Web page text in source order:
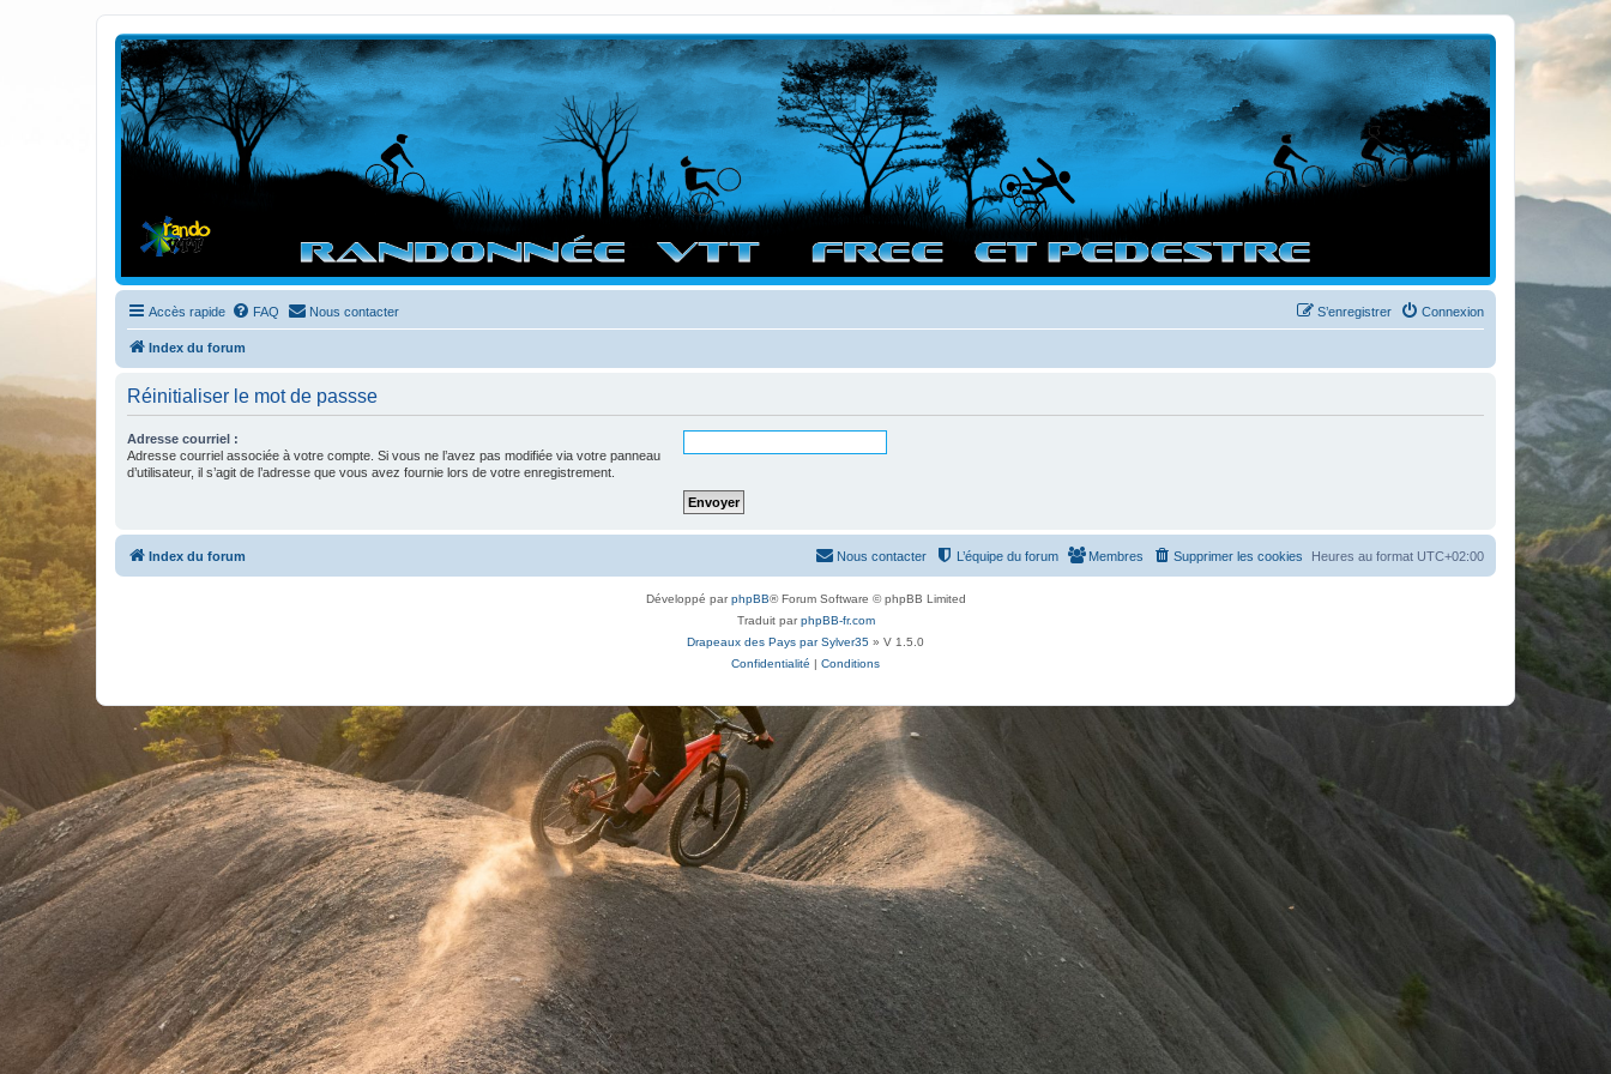
Randovttfree.fr
Bienvenue sur le site des randos vtt et pédestre de Bretagne . Bonne navigation sur le site et bonnes randos dans l'Ouest !
Accès rapide FAQ Nous contacter Connexion
S’enregistrer
Index du forum
Réinitialiser le mot de passse
Adresse courriel :
Adresse courriel associée à votre compte. Si vous ne l’avez pas modifiée via votre panneau
d’utilisateur, il s’agit de l’adresse que vous avez fournie lors de votre enregistrement.
Index du forum Heures au format UTC+02:00
Supprimer les cookies
Membres
L’équipe du forum
Nous contacter
Développé parphpBB® Forum Software © phpBB Limited
Traduit parphpBB-fr.com
Drapeaux des Pays par Sylver35 » V 1.5.0
Confidentialité
Conditions